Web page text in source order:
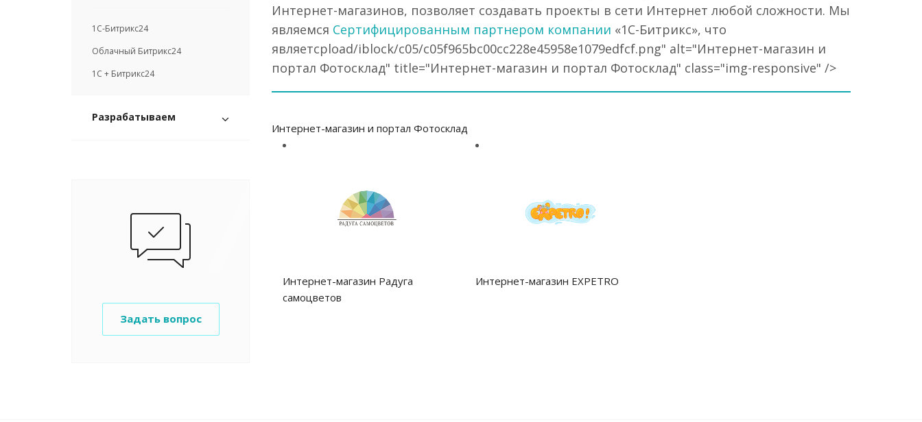
1С-Битрикс24
Облачный Битрикс24
1С + Битрикс24
Разрабатываем
Задать вопрос
Интернет-магазинов, позволяет создавать проекты в сети Интернет любой сложности. Мы
являемся Сертифицированным партнером компании «1С-Битрикс», что
являетсpload/iblock/c05/c05f965bc00cc228e45958e1079edfcf.png" alt="Интернет-магазин и
портал Фотосклад" title="Интернет-магазин и портал Фотосклад" class="img-responsive" />
Интернет-магазин и портал Фотосклад
Интернет-магазин Радуга
самоцветов
Интернет-магазин EXPETRO